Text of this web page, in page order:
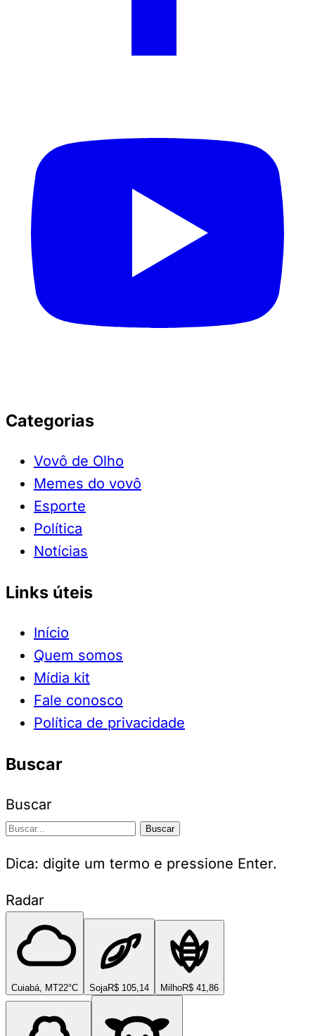
Categorias
Vovô de Olho
Memes do vovô
Esporte
Política
Notícias
Links úteis
Início
Quem somos
Mídia kit
Fale conosco
Política de privacidade
Buscar
Buscar
Buscar
Dica: digite um termo e pressione Enter.
Radar
Cuiabá, MT22°C SojaR$ 105,14 MilhoR$ 41,86